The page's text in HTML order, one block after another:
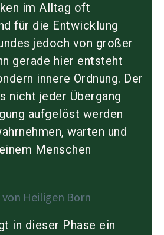
im Alltag oft
für die Entwicklung
jedoch von großer
gerade hier entsteht
innere Ordnung. Der
nicht jeder Übergang
aufgelöst werden
warten und
Menschen
in dieser Phase ein